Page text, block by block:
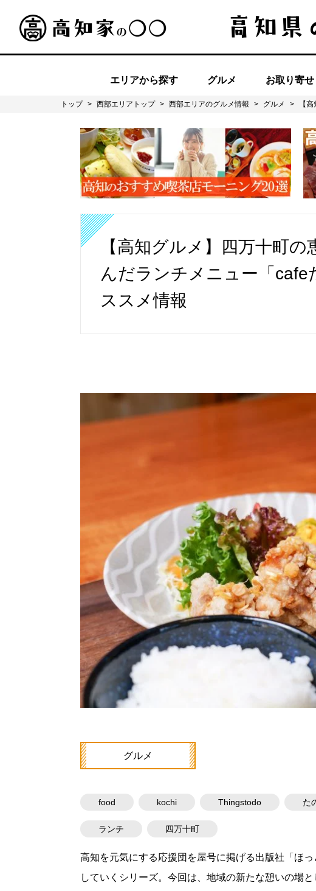
エリアから探す グルメ お取り寄せ
トップ > 西部エリアトップ > 西部エリアのグルメ情報 > グルメ > 【
【高知グルメ】四万十町
んだランチメニュー「
ススメ情報
グルメ
food kochi Thingstodo た
ランチ 四万十町
高知を元気にする応援団を屋号に掲げる出版社「ほ
していくシリーズ。今回は、地域の新たな憩いの場